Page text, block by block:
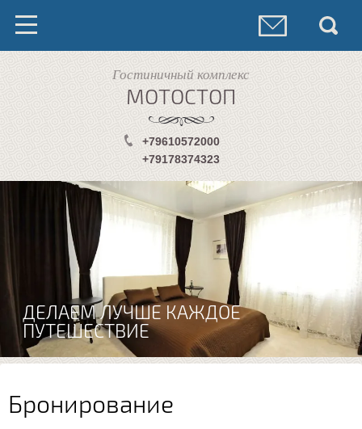
Гостиничный комплекс
МОТОСТОП
+79610572000
+79178374323
ДЕЛАЕМ ЛУЧШЕ КАЖДОЕ
ПУТЕШЕСТВИЕ
Бронирование